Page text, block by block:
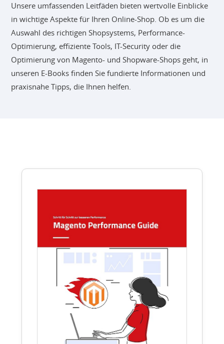
Unsere umfassenden Leitfäden bieten wertvolle Einblicke
in wichtige Aspekte für Ihren Online-Shop. Ob es um die
Auswahl des richtigen Shopsystems, Performance-
Optimierung, effiziente Tools, IT-Security oder die
Optimierung von Magento- und Shopware-Shops geht, in
unseren E-Books finden Sie fundierte Informationen und
praxisnahe Tipps, die Ihnen helfen.